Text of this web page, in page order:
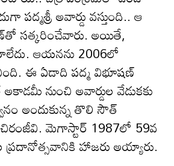
అవార్డు వస్తుంది.. ఆ
సత్కరించేవారు. అయితే,
ఆయనను 2006లో
ఈ ఏడాది పద్మ విభూషణ్
నుంచి అవార్డుల వేడుకకు
అందుకున్న తొలి సౌత్
మెగాస్టార్ 1987లో 59వ
ప్రదానోత్సవానికి హాజరు అయ్యారు.